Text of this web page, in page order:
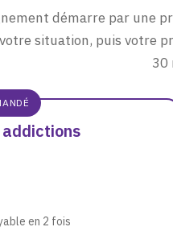
démarre par une
situation, puis votre
30
en 2 fois